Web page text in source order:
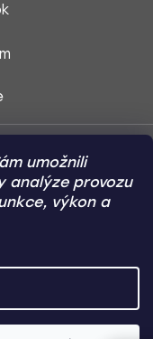
umožnili
analýze provozu
výkon a
Dobírka
- Všechna